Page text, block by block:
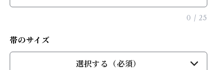
0 / 25
帯のサイズ
選択する（必須）